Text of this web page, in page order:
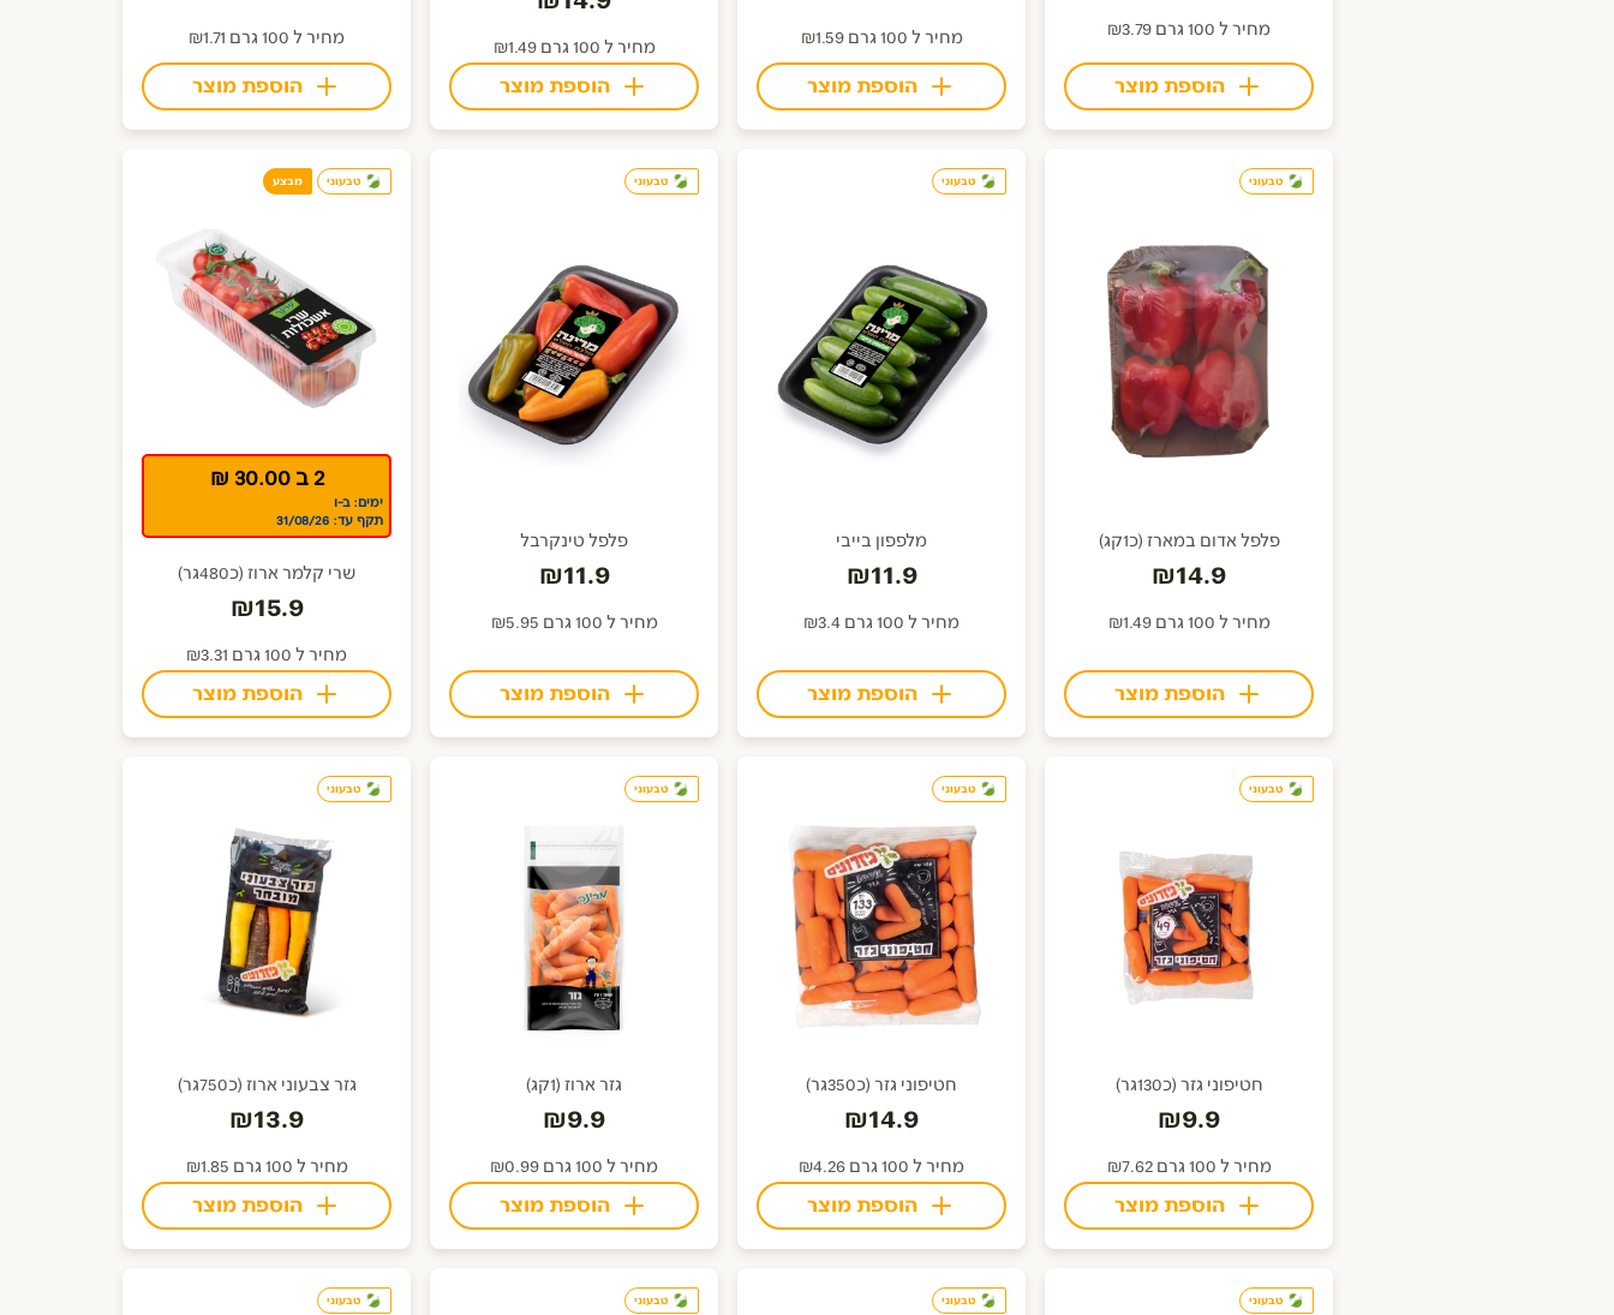
מחיר ל 100 גרם ₪3.79
הוספת מוצר
מחיר ל 100 גרם ₪1.59
הוספת מוצר
מחיר ל 100 גרם ₪1.49
הוספת מוצר
מחיר ל 100 גרם ₪1.71
הוספת מוצר
טבעוני
פלפל אדום במארז (כ1קג)
₪14.9
מחיר ל 100 גרם ₪1.49
הוספת מוצר
טבעוני
מלפפון בייבי
₪11.9
מחיר ל 100 גרם ₪3.4
הוספת מוצר
טבעוני
פלפל טינקרבל
₪11.9
מחיר ל 100 גרם ₪5.95
הוספת מוצר
טבעוני מבצע
2 ב 30.00 ₪
ימים: ב-ו
תקף עד: 31/08/26
שרי קלמר ארוז (כ480גר)
₪15.9
מחיר ל 100 גרם ₪3.31
הוספת מוצר
טבעוני
חטיפוני גזר (כ130גר)
₪9.9
מחיר ל 100 גרם ₪7.62
הוספת מוצר
טבעוני
חטיפוני גזר (כ350גר)
₪14.9
מחיר ל 100 גרם ₪4.26
הוספת מוצר
טבעוני
גזר ארוז (1קג)
₪9.9
מחיר ל 100 גרם ₪0.99
הוספת מוצר
טבעוני
גזר צבעוני ארוז (כ750גר)
₪13.9
מחיר ל 100 גרם ₪1.85
הוספת מוצר
טבעוני טבעוני טבעוני טבעוני